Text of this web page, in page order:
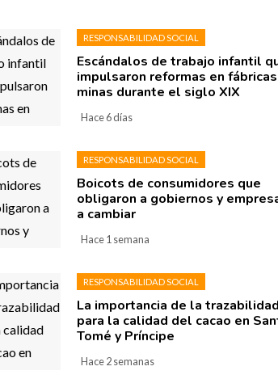
RESPONSABILIDAD SOCIAL
Escándalos de trabajo infantil
impulsaron reformas en
minas durante el siglo XIX
Hace 6 días
RESPONSABILIDAD SOCIAL
Boicots de consumidores que
obligaron a gobiernos y
a cambiar
Hace 1 semana
RESPONSABILIDAD SOCIAL
La importancia de la
para la calidad del cacao en
Tomé y Príncipe
Hace 2 semanas